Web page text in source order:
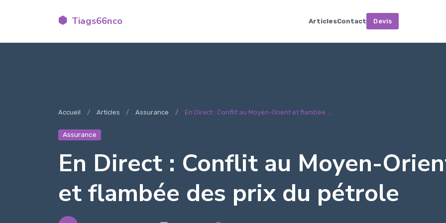
Tiags66nco ArticlesContact Devis
Accueil Articles Assurance En Direct : Conflit au Moyen-Orient et flambée ...
Assurance
En Direct : Conflit au Moyen-
et flambée des prix du pétrole